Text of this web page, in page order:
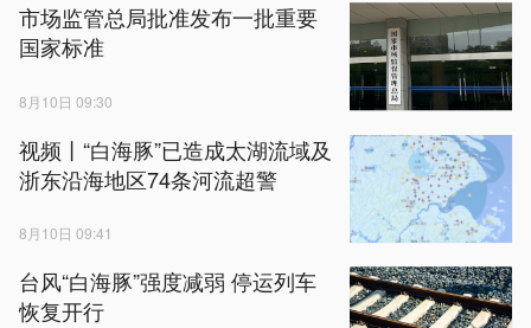
市场监管总局批准发布一批重要
国家标准
8月10日 09:30
视频丨“白海豚”已造成太湖流域及
浙东沿海地区74条河流超警
8月10日 09:41
台风“白海豚”强度减弱 停运列车
恢复开行